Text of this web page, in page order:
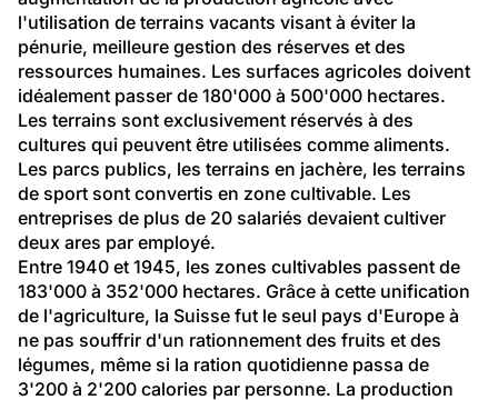
l'utilisation de terrains vacants visant à éviter la
pénurie, meilleure gestion des réserves et des
ressources humaines. Les surfaces agricoles doivent
idéalement passer de 180'000 à 500'000 hectares.
Les terrains sont exclusivement réservés à des
cultures qui peuvent être utilisées comme aliments.
Les parcs publics, les terrains en jachère, les terrains
de sport sont convertis en zone cultivable. Les
entreprises de plus de 20 salariés devaient cultiver
deux ares par employé.
Entre 1940 et 1945, les zones cultivables passent de
183'000 à 352'000 hectares. Grâce à cette unification
de l'agriculture, la Suisse fut le seul pays d'Europe à
ne pas souffrir d'un rationnement des fruits et des
légumes, même si la ration quotidienne passa de
3'200 à 2'200 calories par personne. La production